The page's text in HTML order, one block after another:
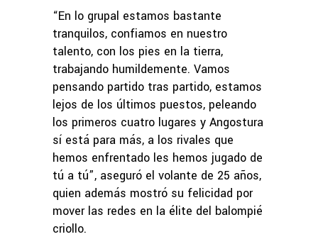
“En lo grupal estamos bastante
tranquilos, confiamos en nuestro
talento, con los pies en la tierra,
trabajando humildemente. Vamos
pensando partido tras partido, estamos
lejos de los últimos puestos, peleando
los primeros cuatro lugares y Angostura
sí está para más, a los rivales que
hemos enfrentado les hemos jugado de
tú a tú”, aseguró el volante de 25 años,
quien además mostró su felicidad por
mover las redes en la élite del balompié
criollo.